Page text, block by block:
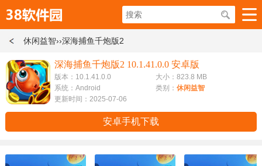
休闲益智››深海捕鱼千炮版2
深海捕鱼千炮版2 10.1.41.0.0 安卓版
版本：10.1.41.0.0
大小：823.8 MB
系统：Android
类别： 休闲益智
更新时间：2025-07-06
安卓手机下载